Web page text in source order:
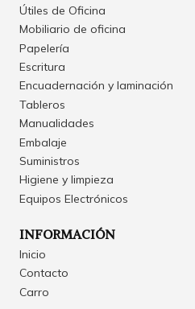
Útiles de Oficina
Mobiliario de oficina
Papelería
Escritura
Encuadernación y laminación
Tableros
Manualidades
Embalaje
Suministros
Higiene y limpieza
Equipos Electrónicos
INFORMACIÓN
Inicio
Contacto
Carro